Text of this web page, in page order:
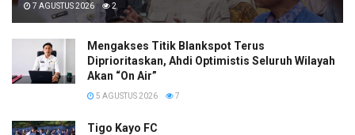
7 AGUSTUS 2026 2
Mengakses Titik Blankspot Terus
Diprioritaskan, Ahdi Optimistis Seluruh Wilayah
Akan “On Air”
5 AGUSTUS 2026 7
Tigo Kayo FC